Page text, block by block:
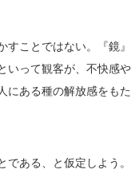
ことではない。『鏡
って観客が、不快感
ある種の解放感をもた
ある、と仮定しよう。